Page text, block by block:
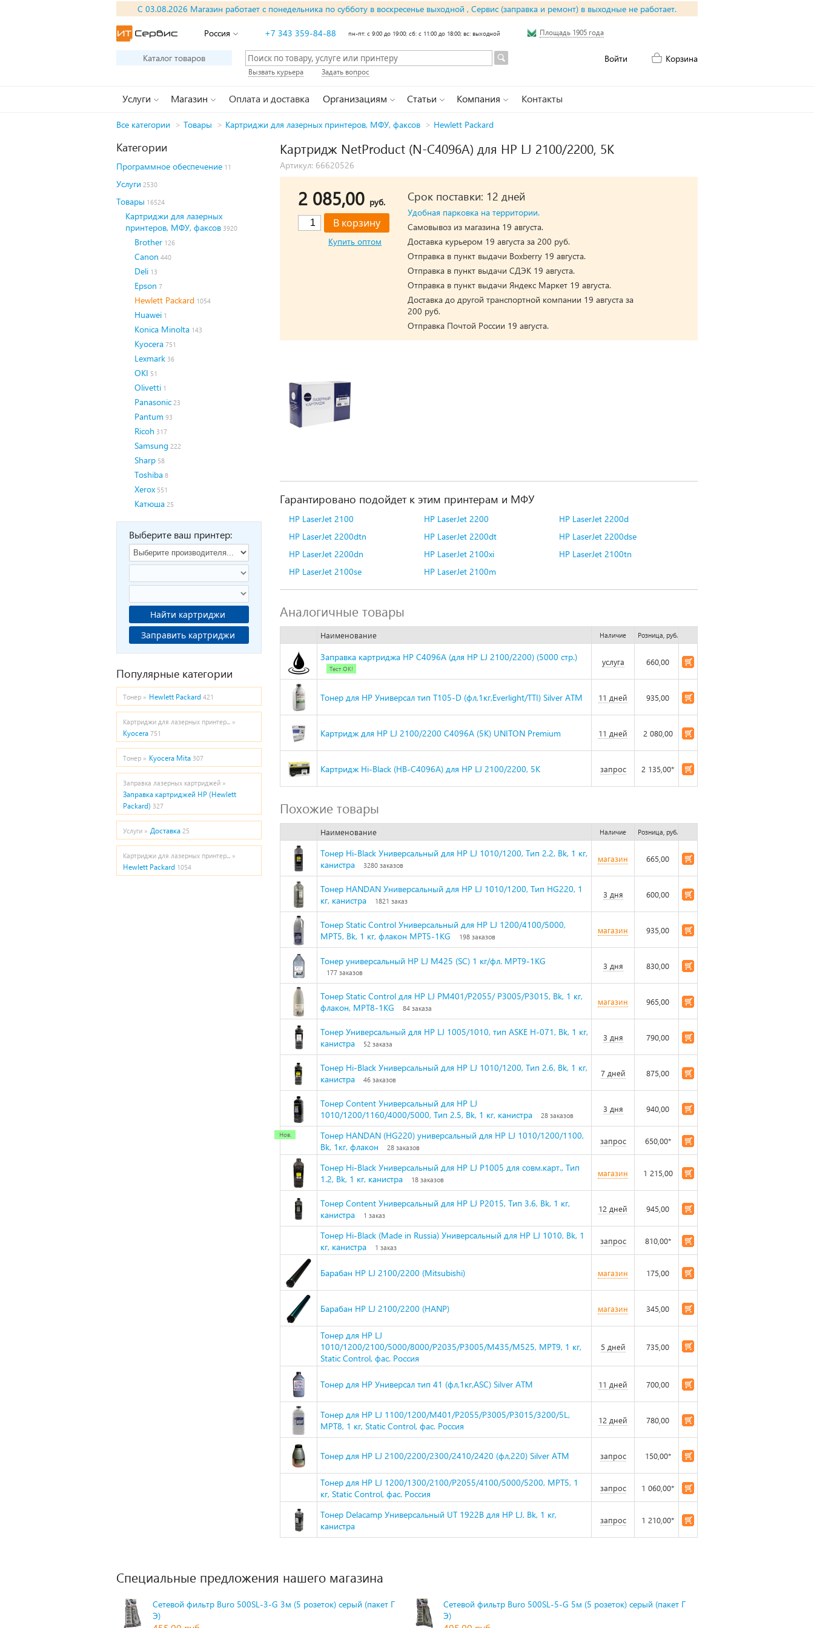
С 03.08.2026 Магазин работает с понедельника по субботу в воскресенье выходной , Сервис (заправка и ремонт) в выходные не работает.
Россия +7 343 359-84-88 пн-пт: с 9:00 до 19:00; сб: с 11:00 до 18:00; вс: выходной Площадь 1905 года
Каталог товаров Войти Корзина
Вызвать курьера Задать вопрос
Услуги Магазин Оплата и доставка Организациям Статьи Компания Контакты
Все категории > Товары > Картриджи для лазерных принтеров, МФУ, факсов > Hewlett Packard
Категории
Программное обеспечение 11
Услуги 2530
Товары 16524
Картриджи для лазерных
принтеров, МФУ, факсов 3920
Brother 126
Canon 440
Deli 13
Epson 7
Hewlett Packard 1054
Huawei 1
Konica Minolta 143
Kyocera 751
Lexmark 36
OKI 51
Olivetti 1
Panasonic 23
Pantum 93
Ricoh 317
Samsung 222
Sharp 58
Toshiba 8
Xerox 551
Катюша 25
Выберите ваш принтер:
Найти картриджи
Заправить картриджи
Популярные категории
Тонер » Hewlett Packard 421
Картриджи для лазерных принтер... »
Kyocera 751
Тонер » Kyocera Mita 307
Заправка лазерных картриджей »
Заправка картриджей HP (Hewlett
Packard) 327
Услуги » Доставка 25
Картриджи для лазерных принтер... »
Hewlett Packard 1054
Картридж NetProduct (N-C4096A) для HP LJ 2100/2200, 5K
Артикул: 66620526
2 085,00 руб.
Купить оптом
Срок поставки: 12 дней
Удобная парковка на территории.
Самовывоз из магазина 19 августа.
Доставка курьером 19 августа за 200 руб.
Отправка в пункт выдачи Boxberry 19 августа.
Отправка в пункт выдачи СДЭК 19 августа.
Отправка в пункт выдачи Яндекс Маркет 19 августа.
Доставка до другой транспортной компании 19 августа за
200 руб.
Отправка Почтой России 19 августа.
Гарантировано подойдет к этим принтерам и МФУ
HP LaserJet 2100 HP LaserJet 2200
HP LaserJet 2200d
HP LaserJet 2200dtn
HP LaserJet 2200dt
HP LaserJet 2200dse
HP LaserJet 2200dn
HP LaserJet 2100xi
HP LaserJet 2100tn
HP LaserJet 2100se
HP LaserJet 2100m
Аналогичные товары
Наименование Наличие Розница, руб.
Заправка картриджа HP C4096A (для HP LJ 2100/2200) (5000 стр.)
Тест ОК!
услуга 660,00
Тонер для HP Универсал тип T105-D (фл,1кг,Everlight/TTI) Silver ATM 11 дней 935,00
Картридж для HP LJ 2100/2200 C4096A (5K) UNITON Premium 11 дней 2 080,00
Картридж Hi-Black (HB-C4096A) для HP LJ 2100/2200, 5K запрос 2 135,00*
Похожие товары
Наименование Наличие Розница, руб.
Тонер Hi-Black Универсальный для HP LJ 1010/1200, Тип 2.2, Bk, 1 кг,
канистра
3280 заказов
магазин 665,00
Тонер HANDAN Универсальный для HP LJ 1010/1200, Тип HG220, 1
кг, канистра
1821 заказ
3 дня 600,00
Тонер Static Control Универсальный для HP LJ 1200/4100/5000,
MPT5, Bk, 1 кг, флакон MPT5-1KG
198 заказов
магазин 935,00
Тонер универсальный HP LJ M425 (SC) 1 кг/фл. MPT9-1KG
177 заказов
3 дня 830,00
Тонер Static Control для HP LJ PM401/P2055/ P3005/P3015, Bk, 1 кг,
флакон, MPT8-1KG
84 заказа
магазин 965,00
Тонер Универсальный для НР LJ 1005/1010, тип ASKE H-071, Bk, 1 кг,
канистра
52 заказа
3 дня 790,00
Тонер Hi-Black Универсальный для HP LJ 1010/1200, Тип 2.6, Bk, 1 кг,
канистра
46 заказов
7 дней 875,00
Тонер Content Универсальный для HP LJ
1010/1200/1160/4000/5000, Тип 2.5, Bk, 1 кг, канистра
28 заказов
3 дня 940,00
Тонер HANDAN (HG220) универсальный для HP LJ 1010/1200/1100,
Bk, 1кг, флакон
28 заказов
запрос 650,00*
Тонер Hi-Black Универсальный для HP LJ P1005 для совм.карт., Тип
1.2, Bk, 1 кг, канистра
18 заказов
магазин 1 215,00
Тонер Content Универсальный для HP LJ P2015, Тип 3.6, Bk, 1 кг,
канистра
1 заказ
12 дней 945,00
Тонер Hi-Black (Made in Russia) Универсальный для HP LJ 1010, Bk, 1
кг, канистра
1 заказ
запрос 810,00*
Барабан HP LJ 2100/2200 (Mitsubishi) магазин 175,00
Барабан HP LJ 2100/2200 (HANP) магазин 345,00
Тонер для HP LJ
1010/1200/2100/5000/8000/P2035/P3005/M435/M525, MPT9, 1 кг,
Static Control, фас. Россия
5 дней 735,00
Тонер для HP Универсал тип 41 (фл,1кг,ASC) Silver ATM 11 дней 700,00
Тонер для HP LJ 1100/1200/M401/P2055/P3005/P3015/3200/5L,
MPT8, 1 кг, Static Control, фас. Россия
12 дней 780,00
Тонер для HP LJ 2100/2200/2300/2410/2420 (фл,220) Silver ATM запрос 150,00*
Тонер для HP LJ 1200/1300/2100/P2055/4100/5000/5200, MPT5, 1
кг, Static Control, фас. Россия
запрос 1 060,00*
Тонер Delacamp Универсальный UT 1922B для HP LJ, Bk, 1 кг,
канистра
запрос 1 210,00*
Специальные предложения нашего магазина
Сетевой фильтр Buro 500SL-3-G 3м (5 розеток) серый (пакет П
Э)
Сетевой фильтр Buro 500SL-5-G 5м (5 розеток) серый (пакет П
Э)